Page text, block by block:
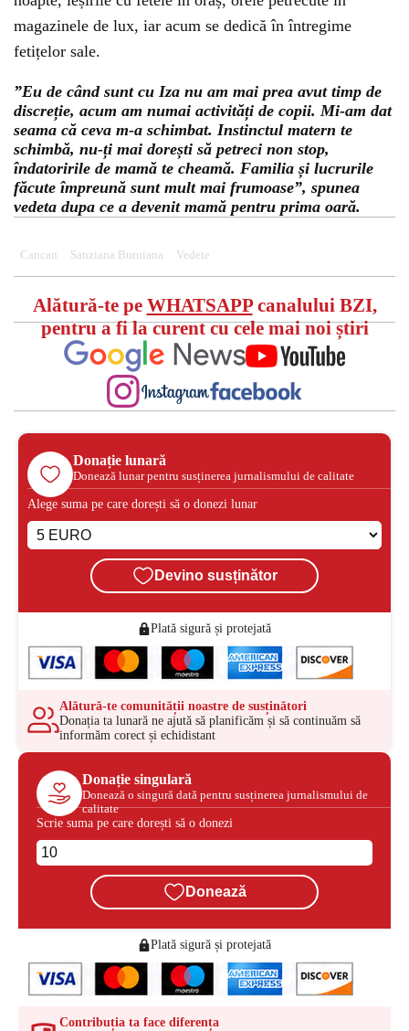
magazinele de lux, iar acum se dedică în întregime
fetițelor sale.
”Eu de când sunt cu Iza nu am mai prea avut timp de
discreție, acum am numai activități de copii. Mi-am dat
seama că ceva m-a schimbat. Instinctul matern te
schimbă, nu-ți mai dorești să petreci non stop,
îndatoririle de mamă te cheamă. Familia și lucrurile
făcute împreună sunt mult mai frumoase”, spunea
vedeta dupa ce a devenit mamă pentru prima oară.
Cancan Sanziana Buruiana Vedete
Alătură-te pe WHATSAPPcanalului BZI,
pentru a fi la curent cu cele mai noi știri
Donație lunară
Donează lunar pentru susținerea jurnalismului de calitate
Alege suma pe care dorești să o donezi lunar
Devino susținător
Plată sigură și protejată
Alătură-te comunității noastre de susținători
Donația ta lunară ne ajută să planificăm și să continuăm să
informăm corect și echidistant
Donație singulară
Donează o singură dată pentru susținerea jurnalismului de
calitate
Scrie suma pe care dorești să o donezi
Donează
Plată sigură și protejată
Contribuția ta face diferența